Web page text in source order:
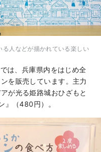
人などが描かれている楽しい
は、兵庫県内をはじめ全
を販売しています。主力
が光る姫路城おひざもと
』（480円）。